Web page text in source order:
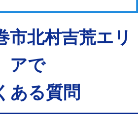
市北村吉荒エリ
アで
ある質問